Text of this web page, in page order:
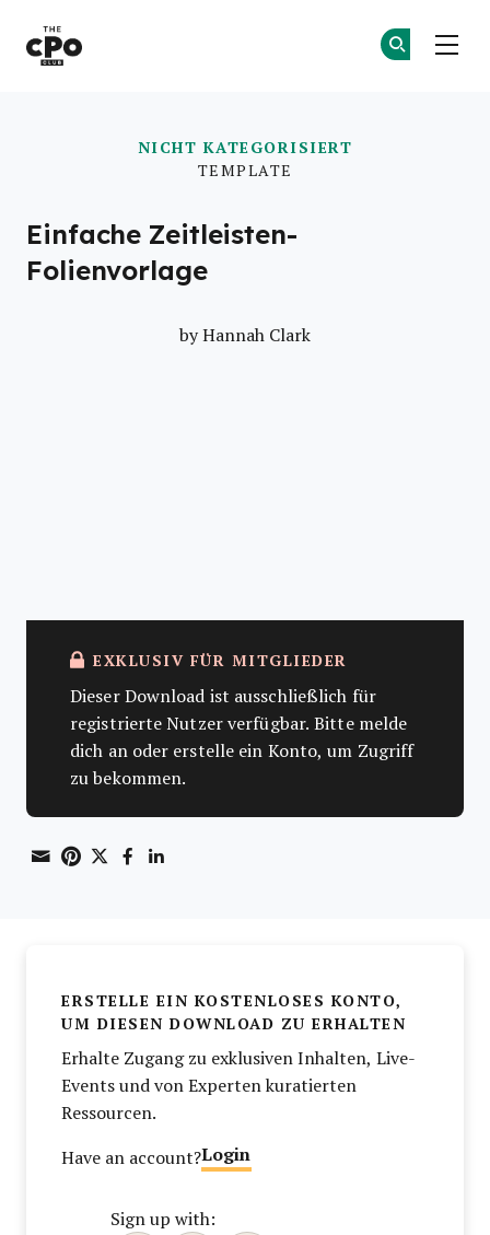
NICHT KATEGORISIERT
TEMPLATE
Einfache Zeitleisten-
Folienvorlage
byHannah Clark
EXKLUSIV FÜR MITGLIEDER
Dieser Download ist ausschließlich für
registrierte Nutzer verfügbar. Bitte melde
dich an oder erstelle ein Konto, um Zugriff
zu bekommen.
Share through Email
Print this page
Share on Pinterest
Share on Twitter
Share on Facebook
ERSTELLE EIN KOSTENLOSES KONTO,
UM DIESEN DOWNLOAD ZU ERHALTEN
Erhalte Zugang zu exklusiven Inhalten, Live-
Events und von Experten kuratierten
Ressourcen.
Have an account?Login
Sign up with: